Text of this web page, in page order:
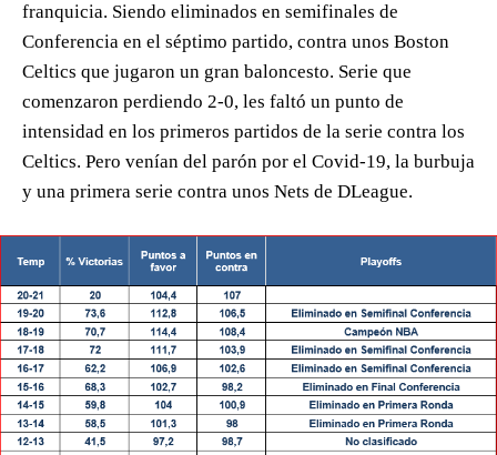
franquicia. Siendo eliminados en semifinales de
Conferencia en el séptimo partido, contra unos Boston
Celtics que jugaron un gran baloncesto. Serie que
comenzaron perdiendo 2-0, les faltó un punto de
intensidad en los primeros partidos de la serie contra los
Celtics. Pero venían del parón por el Covid-19, la burbuja
y una primera serie contra unos Nets de DLeague.